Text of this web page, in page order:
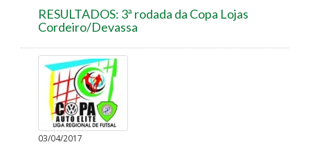
RESULTADOS: 3ª rodada da Copa Lojas
Cordeiro/Devassa
03/04/2017